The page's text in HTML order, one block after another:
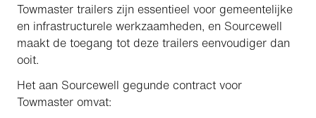
Towmaster trailers zijn essentieel voor gemeentelijke
en infrastructurele werkzaamheden, en Sourcewell
maakt de toegang tot deze trailers eenvoudiger dan
ooit.
Het aan Sourcewell gegunde contract voor
Towmaster omvat: